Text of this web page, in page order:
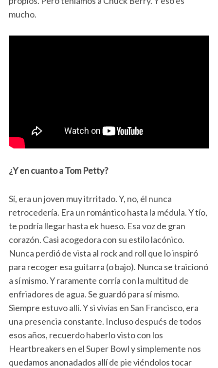
mucho.
¿Y en cuanto a Tom Petty?
Sí, era un joven muy itrritado. Y, no, él nunca
retrocedería. Era un romántico hasta la médula. Y tío,
te podría llegar hasta ek hueso. Esa voz de gran
corazón. Casi acogedora con su estilo lacónico.
Nunca perdió de vista al rock and roll que lo inspiró
para recoger esa guitarra (o bajo). Nunca se traicionó
a sí mismo. Y raramente corría con la multitud de
enfriadores de agua. Se guardó para sí mismo.
Siempre estuvo allí. Y si vivías en San Francisco, era
una presencia constante. Incluso después de todos
esos años, recuerdo haberlo visto con los
Heartbreakers en el Super Bowl y simplemente nos
quedamos anonadados allí de pie viéndolos tocar